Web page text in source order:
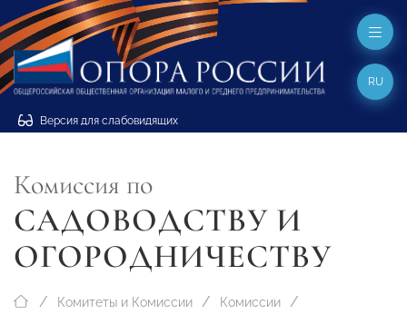
Версия для слабовидящих
RU
Комиссия по
САДОВОДСТВУ И
ОГОРОДНИЧЕСТВУ
Комитеты и Комиссии Комиссии